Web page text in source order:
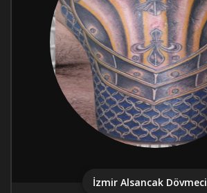
İzmir Alsancak Dövmeci